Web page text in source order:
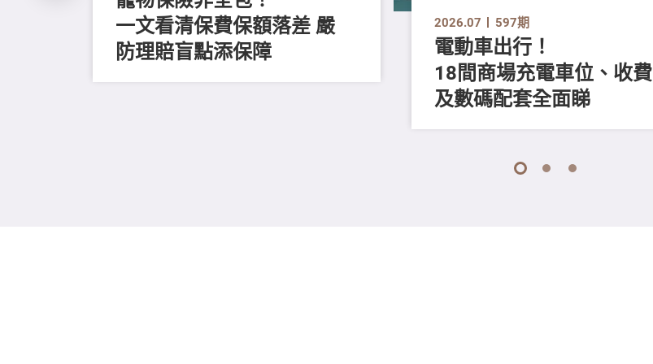
一文看清保費保額落差 嚴
防理賠盲點添保障
2026.07 597期
電動車出行！
18間商場充電車位、收費
及數碼配套全面睇
1 2 3